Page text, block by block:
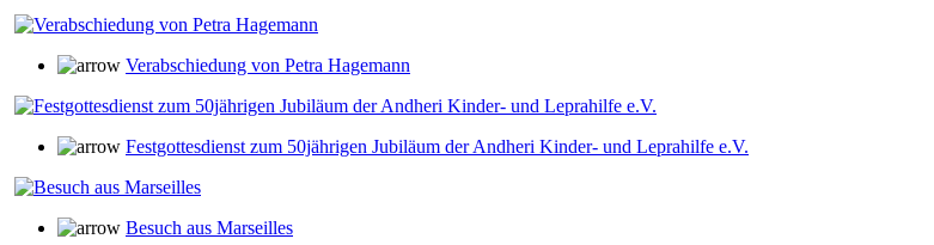
Verabschiedung von Petra Hagemann
Festgottesdienst zum 50jährigen Jubiläum der Andheri Kinder- und Leprahilfe e.V.
Besuch aus Marseilles